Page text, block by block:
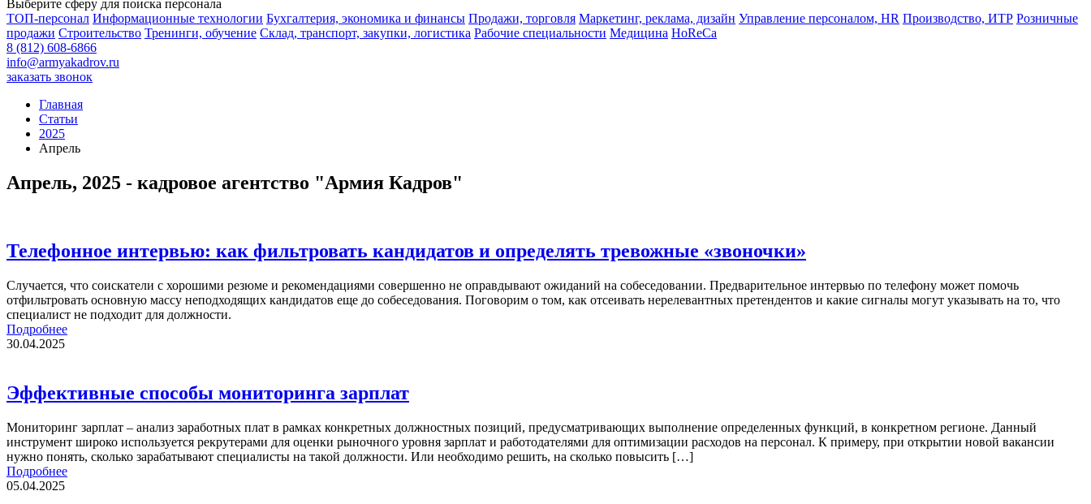
Выберите сферу для поиска персонала
ТОП-персонал Информационные технологии Бухгалтерия, экономика и финансы Продажи, торговля Маркетинг, реклама, дизайн Управление персоналом, HR Производство, ИТР Розничные
продажи Строительство Тренинги, обучение Склад, транспорт, закупки, логистика Рабочие специальности Медицина HoReCa
8 (812) 608-6866
info@armyakadrov.ru
заказать звонок
Главная
Статьи
2025
Апрель
Апрель, 2025 - кадровое агентство "Армия Кадров"
Телефонное интервью: как фильтровать кандидатов и определять тревожные «звоночки»
Случается, что соискатели с хорошими резюме и рекомендациями совершенно не оправдывают ожиданий на собеседовании. Предварительное интервью по телефону может помочь
отфильтровать основную массу неподходящих кандидатов еще до собеседования. Поговорим о том, как отсеивать нерелевантных претендентов и какие сигналы могут указывать на то, что
специалист не подходит для должности.
Подробнее
30.04.2025
Эффективные способы мониторинга зарплат
Мониторинг зарплат – анализ заработных плат в рамках конкретных должностных позиций, предусматривающих выполнение определенных функций, в конкретном регионе. Данный
инструмент широко используется рекрутерами для оценки рыночного уровня зарплат и работодателями для оптимизации расходов на персонал. К примеру, при открытии новой вакансии
нужно понять, сколько зарабатывают специалисты на такой должности. Или необходимо решить, на сколько повысить […]
Подробнее
05.04.2025